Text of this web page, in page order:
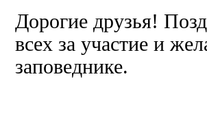
Дорогие друзья!
всех за участие и
заповеднике.